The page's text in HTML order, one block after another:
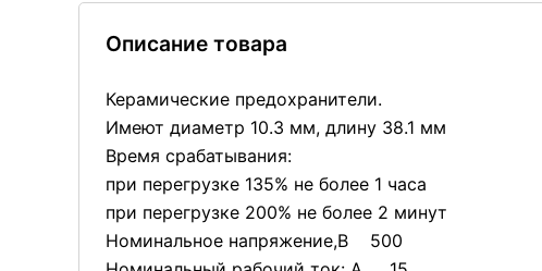
Описание товара
Керамические предохранители.
Имеют диаметр 10.3 мм, длину 38.1 мм
Время срабатывания:
при перегрузке 135% не более 1 часа
при перегрузке 200% не более 2 минут
Номинальное напряжение,В 500